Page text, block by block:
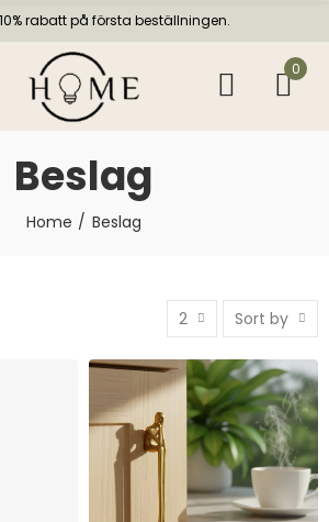
rabatt på första beställningen.
0
Beslag
Home Beslag
2 Sort by